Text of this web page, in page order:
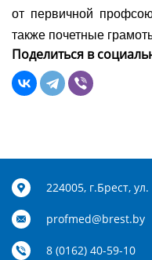
от первичной
также почетные
Поделиться в
224005, г.Брест,
profmed@brest.by
8 (0162) 40-59-10